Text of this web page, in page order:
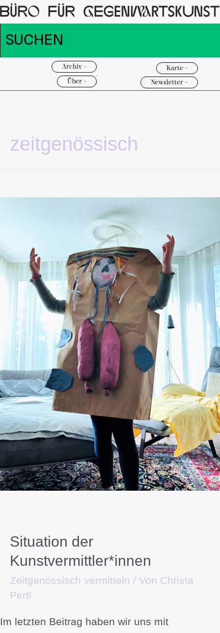
Archiv >
Über >
Karte >
Newsletter >
zeitgenössisch
Situation der
Kunstvermittler*innen
Zeitgenössisch vermitteln / Von Christa
Pertl
Im letzten Beitrag haben wir uns mit